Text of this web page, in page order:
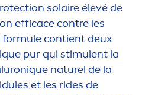
ion solaire élevé de
efficace contre les
formule contient deux
ique pur qui stimulent la
ique naturel de la
et les rides de